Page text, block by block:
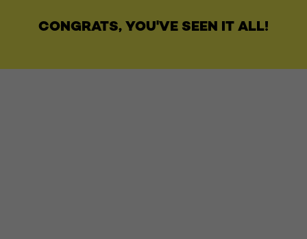
CONGRATS, YOU'VE SEEN IT ALL!